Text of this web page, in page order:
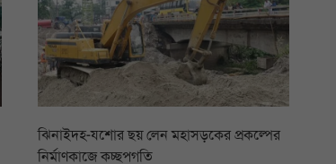
ঝিনাইদহ-যশোর ছয় লেন মহাসড়কের প্রকল্পের
নির্মাণকাজে কচ্ছপগতি